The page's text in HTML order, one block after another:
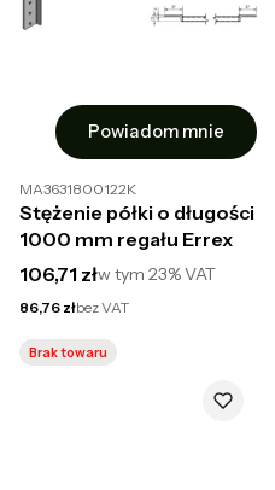
Powiadom mnie
MA3631800122K
Stężenie półki o długości
1000 mm regału Errex
Cena brutto
106,71 złw tym 23%VAT
Cena netto
86,76 złbez VAT
Brak towaru